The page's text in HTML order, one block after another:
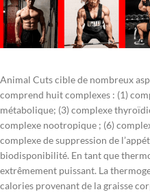
Animal Cuts cible de nombreux
comprend huit complexes : (1)
métabolique; (3) complexe
complexe nootropique ; (6)
complexe de suppression de
biodisponibilité. En tant que
extrêmement puissant. La
calories provenant de la graisse